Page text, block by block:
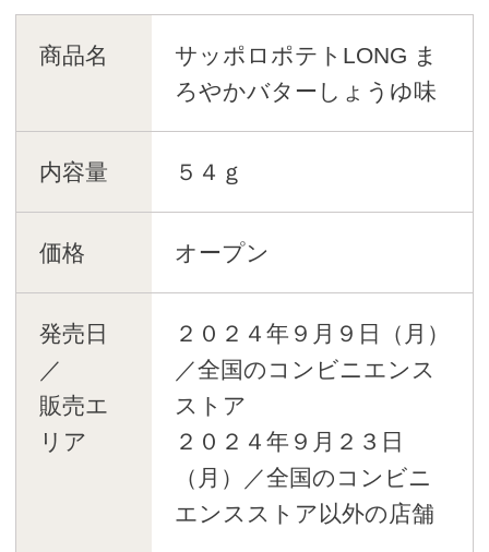
商品名
サッポロポテトLONG ま
ろやかバターしょうゆ味
内容量 ５４ｇ
価格 オープン
発売日
／
販売エ
リア
２０２４年９月９日（月）
／全国のコンビニエンス
ストア
２０２４年９月２３日
（月）／全国のコンビニ
エンスストア以外の店舗